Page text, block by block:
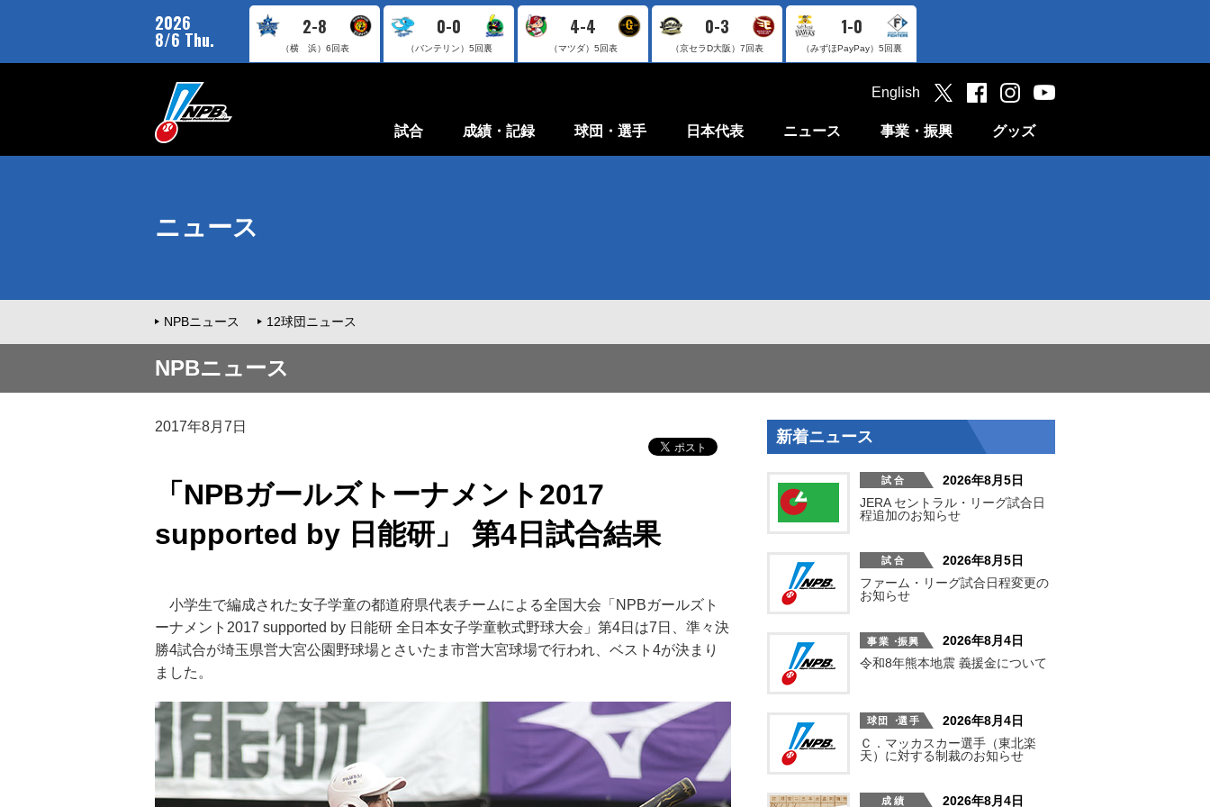
2026
8/6 Thu.
2-8
（横 浜） 6回表
0-0
（バンテリン） 5回裏
4-4
（マツダ） 5回表
0-3
（京セラD大阪） 7回表
1-0
（みずほPayPay） 5回裏
試合 成績・記録 球団・選手 日本代表 ニュース 事業・振興 グッズ
English
ニュース
NPBニュース 12球団ニュース
NPBニュース
2017年8月7日
「NPBガールズトーナメント2017
supported by 日能研」 第4日試合結果
小学生で編成された女子学童の都道府県代表チームによる全国大会「NPBガールズト
ーナメント2017 supported by 日能研 全日本女子学童軟式野球大会」第4日は7日、準々決
勝4試合が埼玉県営大宮公園野球場とさいたま市営大宮球場で行われ、ベスト4が決まり
ました。
新着ニュース
2026年8月5日
JERA セントラル・リーグ試合日
程追加のお知らせ
2026年8月5日
ファーム・リーグ試合日程変更の
お知らせ
2026年8月4日
令和8年熊本地震 義援金について
2026年8月4日
Ｃ．マッカスカー選手（東北楽
天）に対する制裁のお知らせ
2026年8月4日